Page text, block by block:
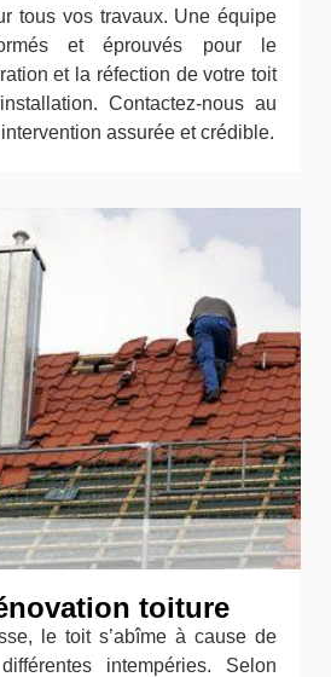
tous vos travaux. Une équipe
et éprouvés pour le
et la réfection de votre toit
Contactez-nous au
assurée et crédible.
toiture
le toit s’abîme à cause de
intempéries. Selon